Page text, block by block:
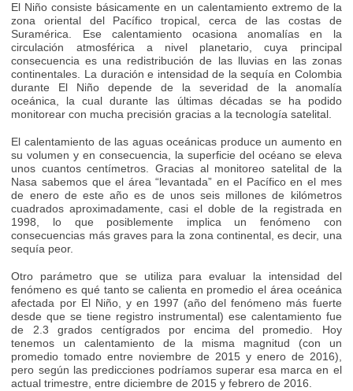
El Niño consiste básicamente en un calentamiento extremo de la
zona oriental del Pacífico tropical, cerca de las costas de
Suramérica. Ese calentamiento ocasiona anomalías en la
circulación atmosférica a nivel planetario, cuya principal
consecuencia es una redistribución de las lluvias en las zonas
continentales. La duración e intensidad de la sequía en Colombia
durante El Niño depende de la severidad de la anomalía
oceánica, la cual durante las últimas décadas se ha podido
monitorear con mucha precisión gracias a la tecnología satelital.
El calentamiento de las aguas oceánicas produce un aumento en
su volumen y en consecuencia, la superficie del océano se eleva
unos cuantos centímetros. Gracias al monitoreo satelital de la
Nasa sabemos que el área “levantada” en el Pacífico en el mes
de enero de este año es de unos seis millones de kilómetros
cuadrados aproximadamente, casi el doble de la registrada en
1998, lo que posiblemente implica un fenómeno con
consecuencias más graves para la zona continental, es decir, una
sequía peor.
Otro parámetro que se utiliza para evaluar la intensidad del
fenómeno es qué tanto se calienta en promedio el área oceánica
afectada por El Niño, y en 1997 (año del fenómeno más fuerte
desde que se tiene registro instrumental) ese calentamiento fue
de 2.3 grados centígrados por encima del promedio. Hoy
tenemos un calentamiento de la misma magnitud (con un
promedio tomado entre noviembre de 2015 y enero de 2016),
pero según las predicciones podríamos superar esa marca en el
actual trimestre, entre diciembre de 2015 y febrero de 2016.